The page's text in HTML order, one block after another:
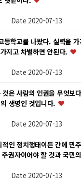
Date 2020-07-13
등학교를 나왔다. 실력을
지고 차별하면 안된다.
Date 2020-07-13
것은 사람의 인권을 무엇보
생명인 것입니다.
Date 2020-07-13
적인 정치행태이든 간에 민
주권자이어야 할 것과 국민
Date 2020-07-13